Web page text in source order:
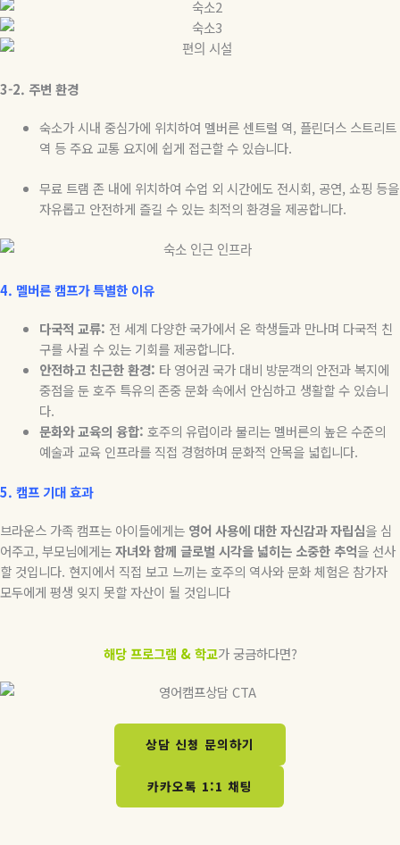
3-2. 주변 환경
숙소가 시내 중심가에 위치하여 멜버른 센트럴 역, 플린더스 스트리트
역 등 주요 교통 요지에 쉽게 접근할 수 있습니다.
무료 트램 존 내에 위치하여 수업 외 시간에도 전시회, 공연, 쇼핑 등을
자유롭고 안전하게 즐길 수 있는 최적의 환경을 제공합니다.
4. 멜버른캠프가특별한 이유
다국적 교류: 전 세계 다양한 국가에서 온 학생들과 만나며 다국적 친
구를 사귈 수 있는 기회를 제공합니다.
안전하고 친근한 환경: 타 영어권 국가 대비 방문객의 안전과 복지에
중점을 둔 호주 특유의 존중 문화 속에서 안심하고 생활할 수 있습니
다.
문화와 교육의 융합: 호주의 유럽이라 불리는 멜버른의 높은 수준의
예술과 교육 인프라를 직접 경험하며 문화적 안목을 넓힙니다.
5. 캠프 기대효과
브라운스 가족 캠프는 아이들에게는 영어 사용에 대한자신감과자립심을 심
어주고, 부모님에게는자녀와함께 글로벌 시각을 넓히는 소중한 추억을 선사
할 것입니다. 현지에서 직접 보고 느끼는 호주의 역사와 문화 체험은 참가자
모두에게 평생 잊지 못할 자산이 될 것입니다
해당 프로그램 & 학교가 궁금하다면?
상담 신청 문의하기​
카카오톡 1:1 채팅